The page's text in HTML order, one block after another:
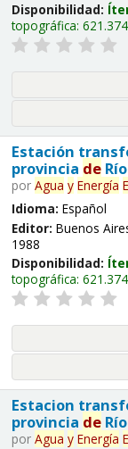
Disponibilidad:
topográfica:
Estación
provincia de
por Agua y Energía
Idioma: Español
Editor: Buenos
1988
Disponibilidad:
topográfica:
Estacion
provincia de
por Agua y Energía